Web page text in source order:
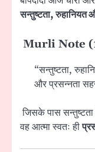
सन्तुष्टता, रुहानियत
Murli Note
“सन्तुष्टता,
और प्रसन्नता
जिसके पास
वह आत्मा स्वतः ही